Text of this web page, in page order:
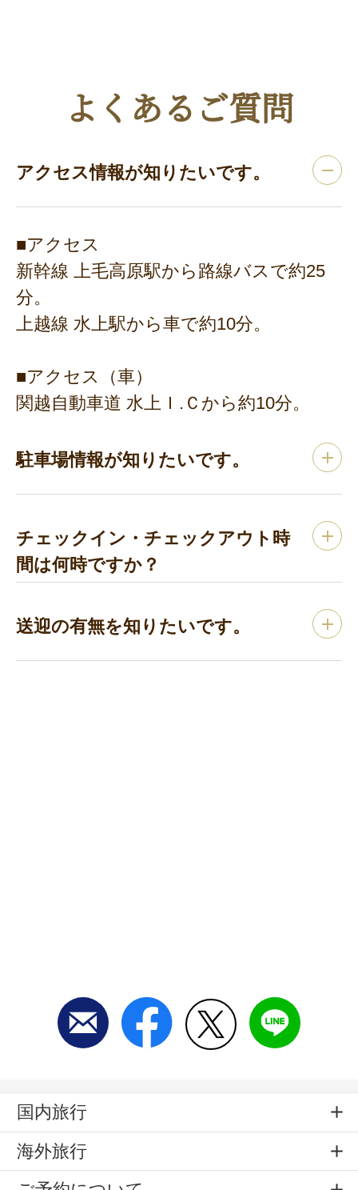
よくあるご質問
アクセス情報が知りたいです。
■アクセス
新幹線 上毛高原駅から路線バスで約25
分。
上越線 水上駅から車で約10分。
■アクセス（車）
関越自動車道 水上Ｉ.Ｃから約10分。
駐車場情報が知りたいです。
チェックイン・チェックアウト時
間は何時ですか？
送迎の有無を知りたいです。
国内旅行
海外旅行